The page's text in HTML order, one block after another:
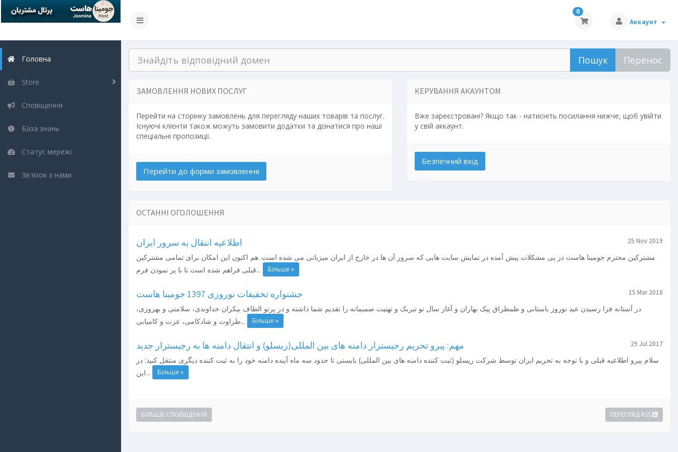
0
Аккаунт
Головна
Store
Сповіщення
База знань
Статус мережі
Зв'язок з нами
Пошук Перенос
ЗАМОВЛЕННЯ НОВИХ ПОСЛУГ
Перейти на сторінку замовлень для перегляду наших товарів та послуг.
Існуючі клієнти також можуть замовити додатки та дізнатися про наші
спеціальні пропозиції.
КЕРУВАННЯ АКАУНТОМ
Вже зареєстровані? Якщо так - натисніть посилання нижче, щоб увійти
у свій аккаунт.
ОСТАННІ ОГОЛОШЕННЯ
اطلاعیه انتقال به سرور ایران 25 Nov 2019
مشترکین محترم جومینا هاست دز پی مشکلات پیش آمده در نمایش سایت هایی که سرور آن ها در خارج از ایران میزبانی می شده است. هم اکنون این امکان برای تمامی مشترکین
قبلی فراهم شده است تا با پر نمودن فرم...
Більше »
جشنواره تخفیفات نوروزی 1397 جومینا هاست 15 Mar 2018
در آستانه فرا رسیدن عید نوروز باستانی و طمطراق پیک بهاران و آغاز سال نو تبریک و تهنیت صمیمانه را تقدیم شما داشته و در پرتو الطاف بیکران خداوندی، سلامتی و بهروزی،
طراوت و شادکامی، عزت و کامیابی...
Більше »
مهم: پیرو تحریم رجیسترار دامنه های بین المللی(ریسلو) و انتقال دامنه ها به رجیسترار جدید 29 Jul 2017
سلام پیرو اطلاعیه قبلی و با توجه به تحریم ایران توسط شرکت ریسلو (ثبت کننده دامنه های بین المللی) بایستی تا حدود سه ماه آینده دامنه خود را به ثبت کننده دیگری منتقل کنید: در
این...
Більше »
БІЛЬШЕ СПОВІЩЕННЯ ПЕРЕГЛЯД RSS